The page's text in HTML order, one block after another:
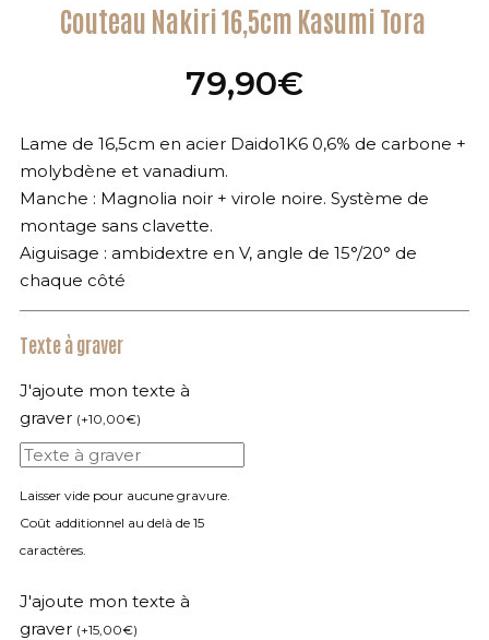
Couteau Nakiri 16,5cm Kasumi Tora
79,90€
Lame de 16,5cm en acier Daido1K6 0,6% de carbone +
molybdène et vanadium.
Manche : Magnolia noir + virole noire. Système de
montage sans clavette.
Aiguisage : ambidextre en V, angle de 15°/20° de
chaque côté
Texte à graver
J'ajoute mon texte à
graver (+10,00€)
Laisser vide pour aucune gravure.
Coût additionnel au delà de 15
caractères.
J'ajoute mon texte à
graver (+15,00€)